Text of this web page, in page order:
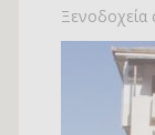
Ξενοδοχεία